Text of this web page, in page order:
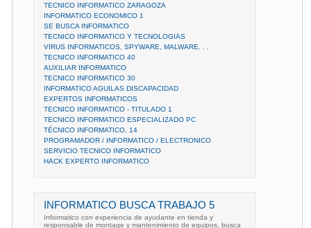
TECNICO INFORMATICO ZARAGOZA
INFORMATICO ECONOMICO 1
SE BUSCA INFORMATICO
TECNICO INFORMATICO Y TECNOLOGIAS
VIRUS INFORMATICOS, SPYWARE, MALWARE. . .
TECNICO INFORMATICO 40
AUXILIAR INFORMATICO
TECNICO INFORMATICO 30
INFORMATICO AGUILAS DISCAPACIDAD
EXPERTOS INFORMATICOS
TECNICO INFORMATICO - TITULADO 1
TECNICO INFORMATICO ESPECIALIZADO PC
TÉCNICO INFORMATICO, 14
PROGRAMADOR / INFORMATICO / ELECTRONICO
SERVICIO TECNICO INFORMATICO
HACK EXPERTO INFORMATICO
INFORMATICO BUSCA TRABAJO 5
Informatico con experiencia de ayudante en tienda y
responsable de montage y mantenimiento de equipos, busca